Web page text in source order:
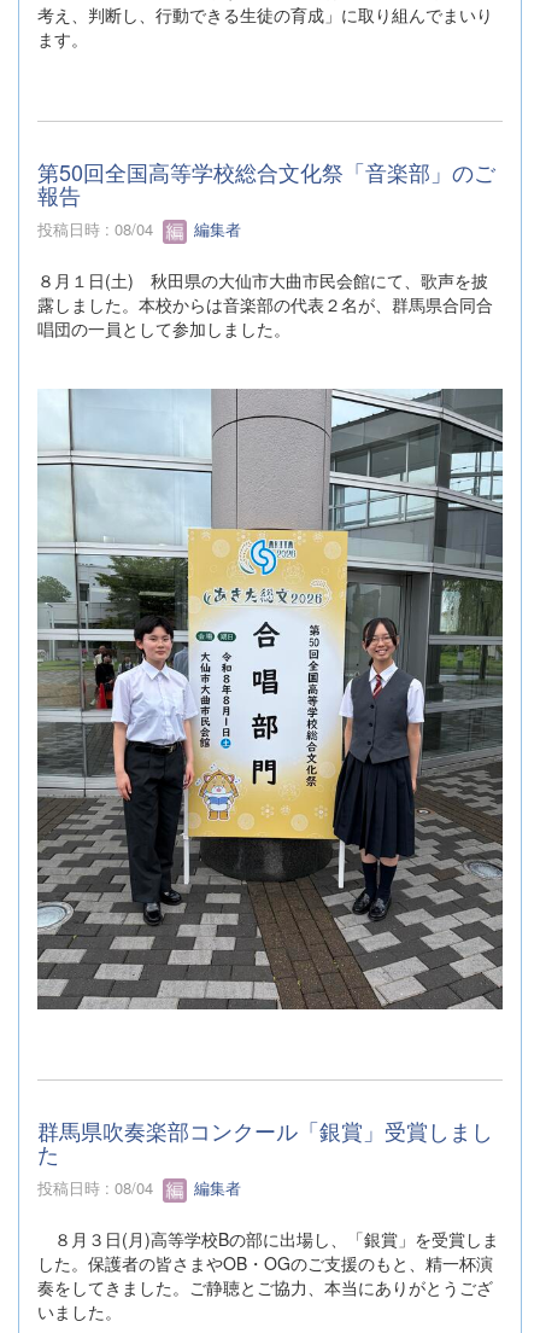
考え、判断し、行動できる生徒の育成」に取り組んでまいり
ます。
第50回全国高等学校総合文化祭「音楽部」のご
報告
投稿日時 : 08/04 編集者
８月１日(土) 秋田県の大仙市大曲市民会館にて、歌声を披
露しました。本校からは音楽部の代表２名が、群馬県合同合
唱団の一員として参加しました。
群馬県吹奏楽部コンクール「銀賞」受賞しまし
た
投稿日時 : 08/04 編集者
８月３日(月)高等学校Bの部に出場し、「銀賞」を受賞しま
した。保護者の皆さまやOB・OGのご支援のもと、精一杯演
奏をしてきました。ご静聴とご協力、本当にありがとうござ
いました。